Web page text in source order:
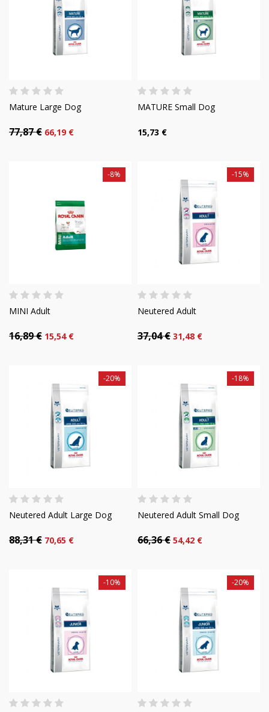
Mature Large Dog
77,87 € 66,19 €
MATURE Small Dog
15,73 €
MINI Adult
16,89 €
-8%
15,54 €
Neutered Adult
37,04 €
-15%
31,48 €
Neutered Adult Large Dog
88,31 €
-20%
70,65 €
Neutered Adult Small Dog
66,36 €
-18%
54,42 €
-10% -20%